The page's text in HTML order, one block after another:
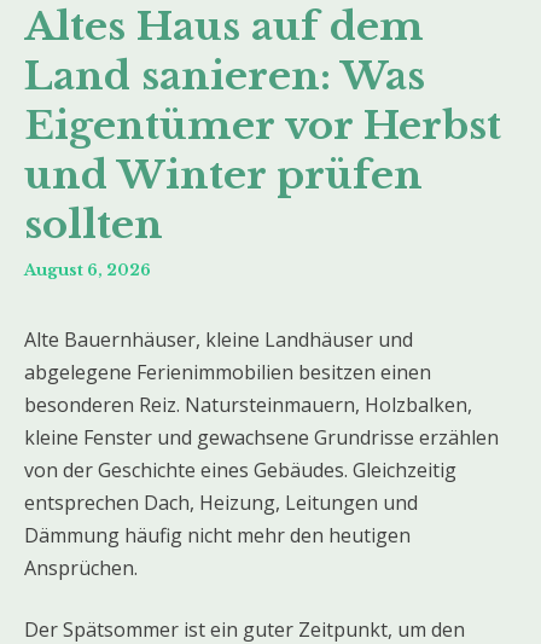
Altes Haus auf dem
Land sanieren: Was
Eigentümer vor Herbst
und Winter prüfen
sollten
August 6, 2026
Alte Bauernhäuser, kleine Landhäuser und
abgelegene Ferienimmobilien besitzen einen
besonderen Reiz. Natursteinmauern, Holzbalken,
kleine Fenster und gewachsene Grundrisse erzählen
von der Geschichte eines Gebäudes. Gleichzeitig
entsprechen Dach, Heizung, Leitungen und
Dämmung häufig nicht mehr den heutigen
Ansprüchen.
Der Spätsommer ist ein guter Zeitpunkt, um den